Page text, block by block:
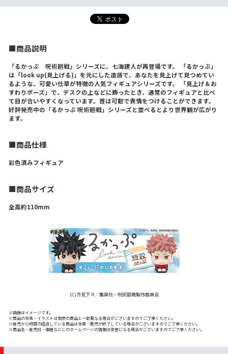
■商品説明
「るかっぷ 呪術廻戦」シリーズに、七海建人が再登場です。 「るかっぷ」
は「look up(見上げる)」を元にした造語で、あなたを見上げて見つめてい
るような、可愛い仕草が特徴の人気フィギュアシリーズです。 「見上げ＆お
すわりポーズ」で、デスクの上などに飾ったとき、通常のフィギュアと比べ
て目が合いやすくなっています。首は可動で表情をつけることができます。
好評発売中の「るかっぷ 呪術廻戦」シリーズと並べるとより世界観が広がり
ます。
■商品仕様
彩色済みフィギュア
■商品サイズ
全高約110mm
(C)芥見下々／集英社・呪術廻戦製作委員会
※画像はイメージです。
※商品の写真・イラストは実際の商品と一部異なる場合がございますのでご了承ください。
※発売から時間の経過している商品は生産・販売が終了している場合がございますのでご了承ください。
※商品名・発売日・価格などこのホームページの情報は変更になる場合がございますのでご了承ください。